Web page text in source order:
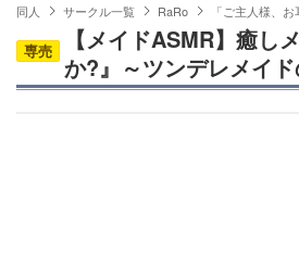
同人 サークル一覧 RaRo 「ご主人様、
専売
【メイドASMR】癒し
か?』～ツンデレメイ